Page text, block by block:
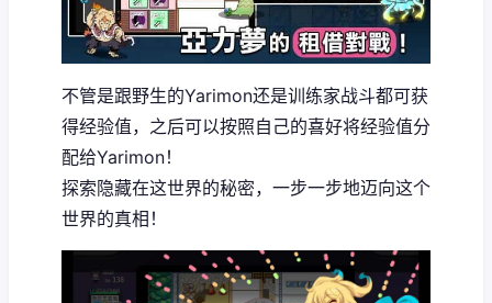
不管是跟野生的Yarimon还是训练家战斗都可获
得经验值，之后可以按照自己的喜好将经验值分
配给Yarimon！
探索隐藏在这世界的秘密，一步一步地迈向这个
世界的真相！